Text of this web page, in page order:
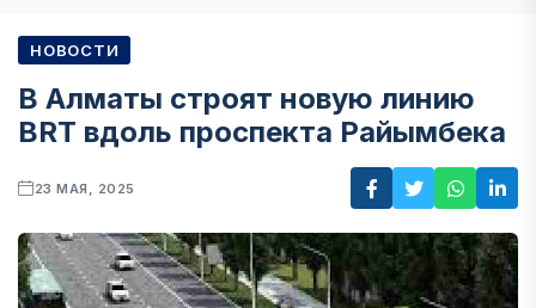
НОВОСТИ
В Алматы строят новую линию
BRT вдоль проспекта Райымбека
23 МАЯ, 2025